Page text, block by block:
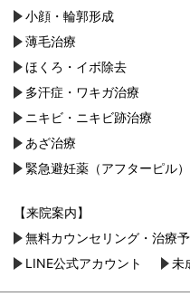
小顔・︎輪郭形成
薄毛治療
ほくろ・イボ除去
多汗症・ワキガ治療
ニキビ・ニキビ跡治療
あざ治療
緊急避妊薬（アフターピル）
【来院案内】
無料カウンセリング・治療
LINE公式アカウント
未